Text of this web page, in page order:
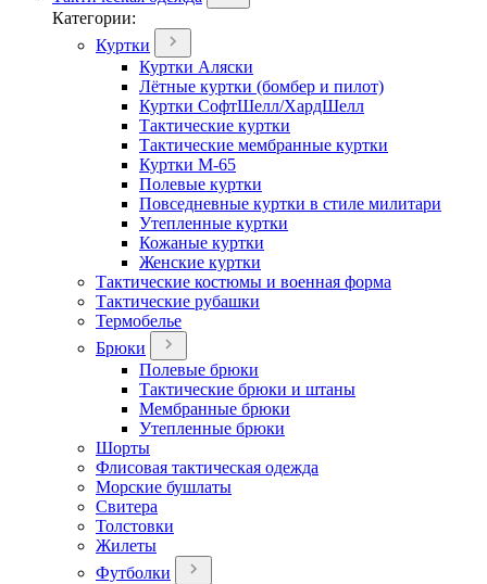
Категории:
Куртки
Куртки Аляски
Лётные куртки (бомбер и пилот)
Куртки СофтШелл/ХардШелл
Тактические куртки
Тактические мембранные куртки
Куртки М-65
Полевые куртки
Повседневные куртки в стиле милитари
Утепленные куртки
Кожаные куртки
Женские куртки
Тактические костюмы и военная форма
Тактические рубашки
Термобелье
Брюки
Полевые брюки
Тактические брюки и штаны
Мембранные брюки
Утепленные брюки
Шорты
Флисовая тактическая одежда
Морские бушлаты
Свитера
Толстовки
Жилеты
Футболки